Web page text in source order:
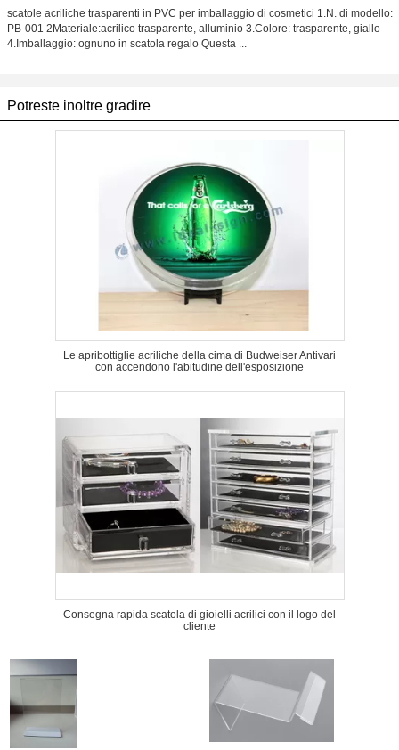
scatole acriliche trasparenti in PVC per imballaggio di cosmetici 1.N. di modello:
PB-001 2Materiale:acrilico trasparente, alluminio 3.Colore: trasparente, giallo
4.Imballaggio: ognuno in scatola regalo Questa ...
Potreste inoltre gradire
Le apribottiglie acriliche della cima di Budweiser Antivari
con accendono l'abitudine dell'esposizione
Consegna rapida scatola di gioielli acrilici con il logo del
cliente